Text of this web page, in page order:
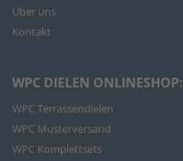
Über uns
Kontakt
WPC DIELEN ONLINESHOP:
WPC Terrassendielen
WPC Musterversand
WPC Komplettsets